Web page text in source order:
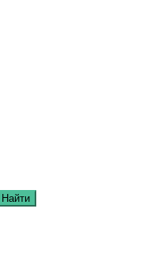
Найти